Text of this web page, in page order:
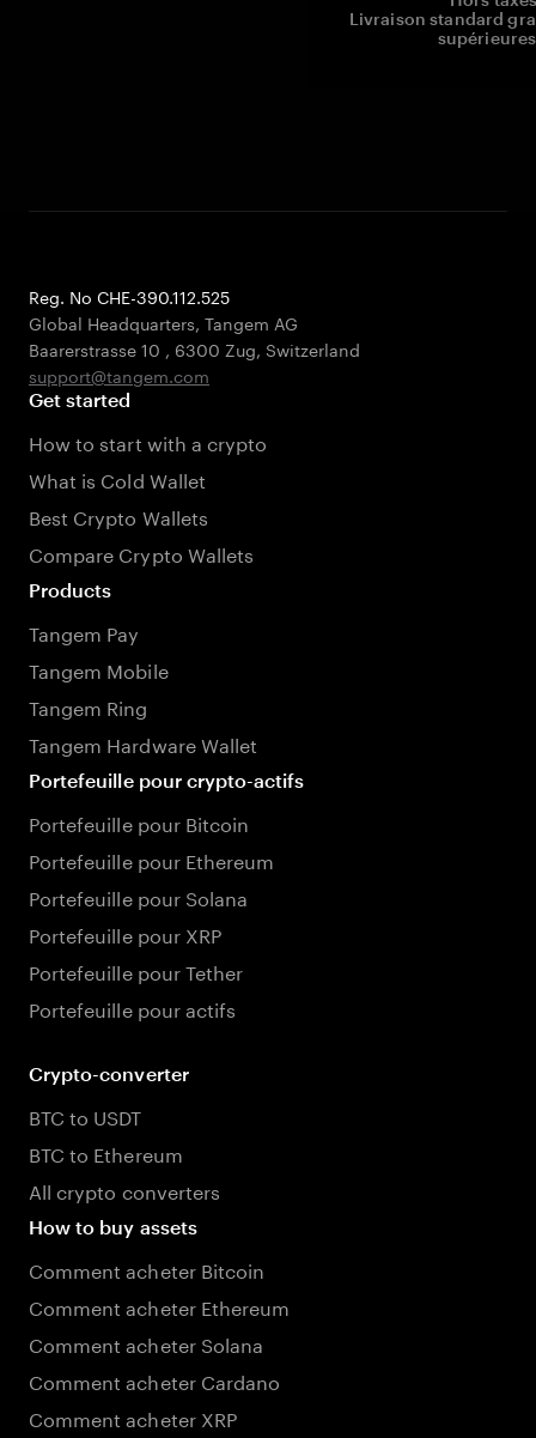
Livraison standard
Reg. No CHE-390.112.525
Global Headquarters, Tangem AG
Baarerstrasse 10 , 6300 Zug, Switzerland
support@tangem.com
Get started
How to start with a crypto
What is Cold Wallet
Best Crypto Wallets
Compare Crypto Wallets
Products
Tangem Pay
Tangem Mobile
Tangem Ring
Tangem Hardware Wallet
Portefeuille pour crypto-actifs
Portefeuille pour Bitcoin
Portefeuille pour Ethereum
Portefeuille pour Solana
Portefeuille pour XRP
Portefeuille pour Tether
Portefeuille pour actifs
Crypto-converter
BTC to USDT
BTC to Ethereum
All crypto converters
How to buy assets
Comment acheter Bitcoin
Comment acheter Ethereum
Comment acheter Solana
Comment acheter Cardano
Comment acheter XRP